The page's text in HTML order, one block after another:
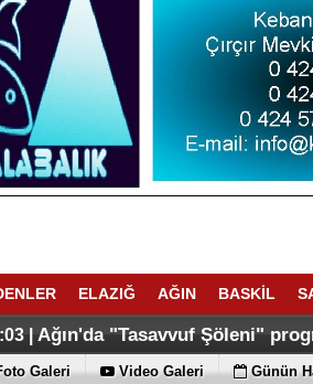
ELAZIĞ AĞIN BASKİL
| Ağın'da "Tasavvuf Şöleni"
Galeri Video Galeri Günün